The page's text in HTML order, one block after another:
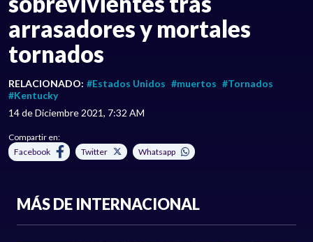
arrasadores y mortales
tornados
RELACIONADO: #Estados Unidos #muertos #Tornados
#Kentucky
14 de Diciembre 2021, 7:32 AM
Compartir en:
Facebook
Twitter Whatsapp
MÁS DE INTERNACIONAL